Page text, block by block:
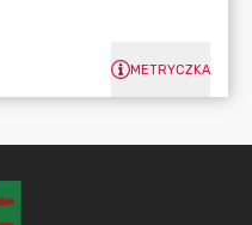
METRYCZKA